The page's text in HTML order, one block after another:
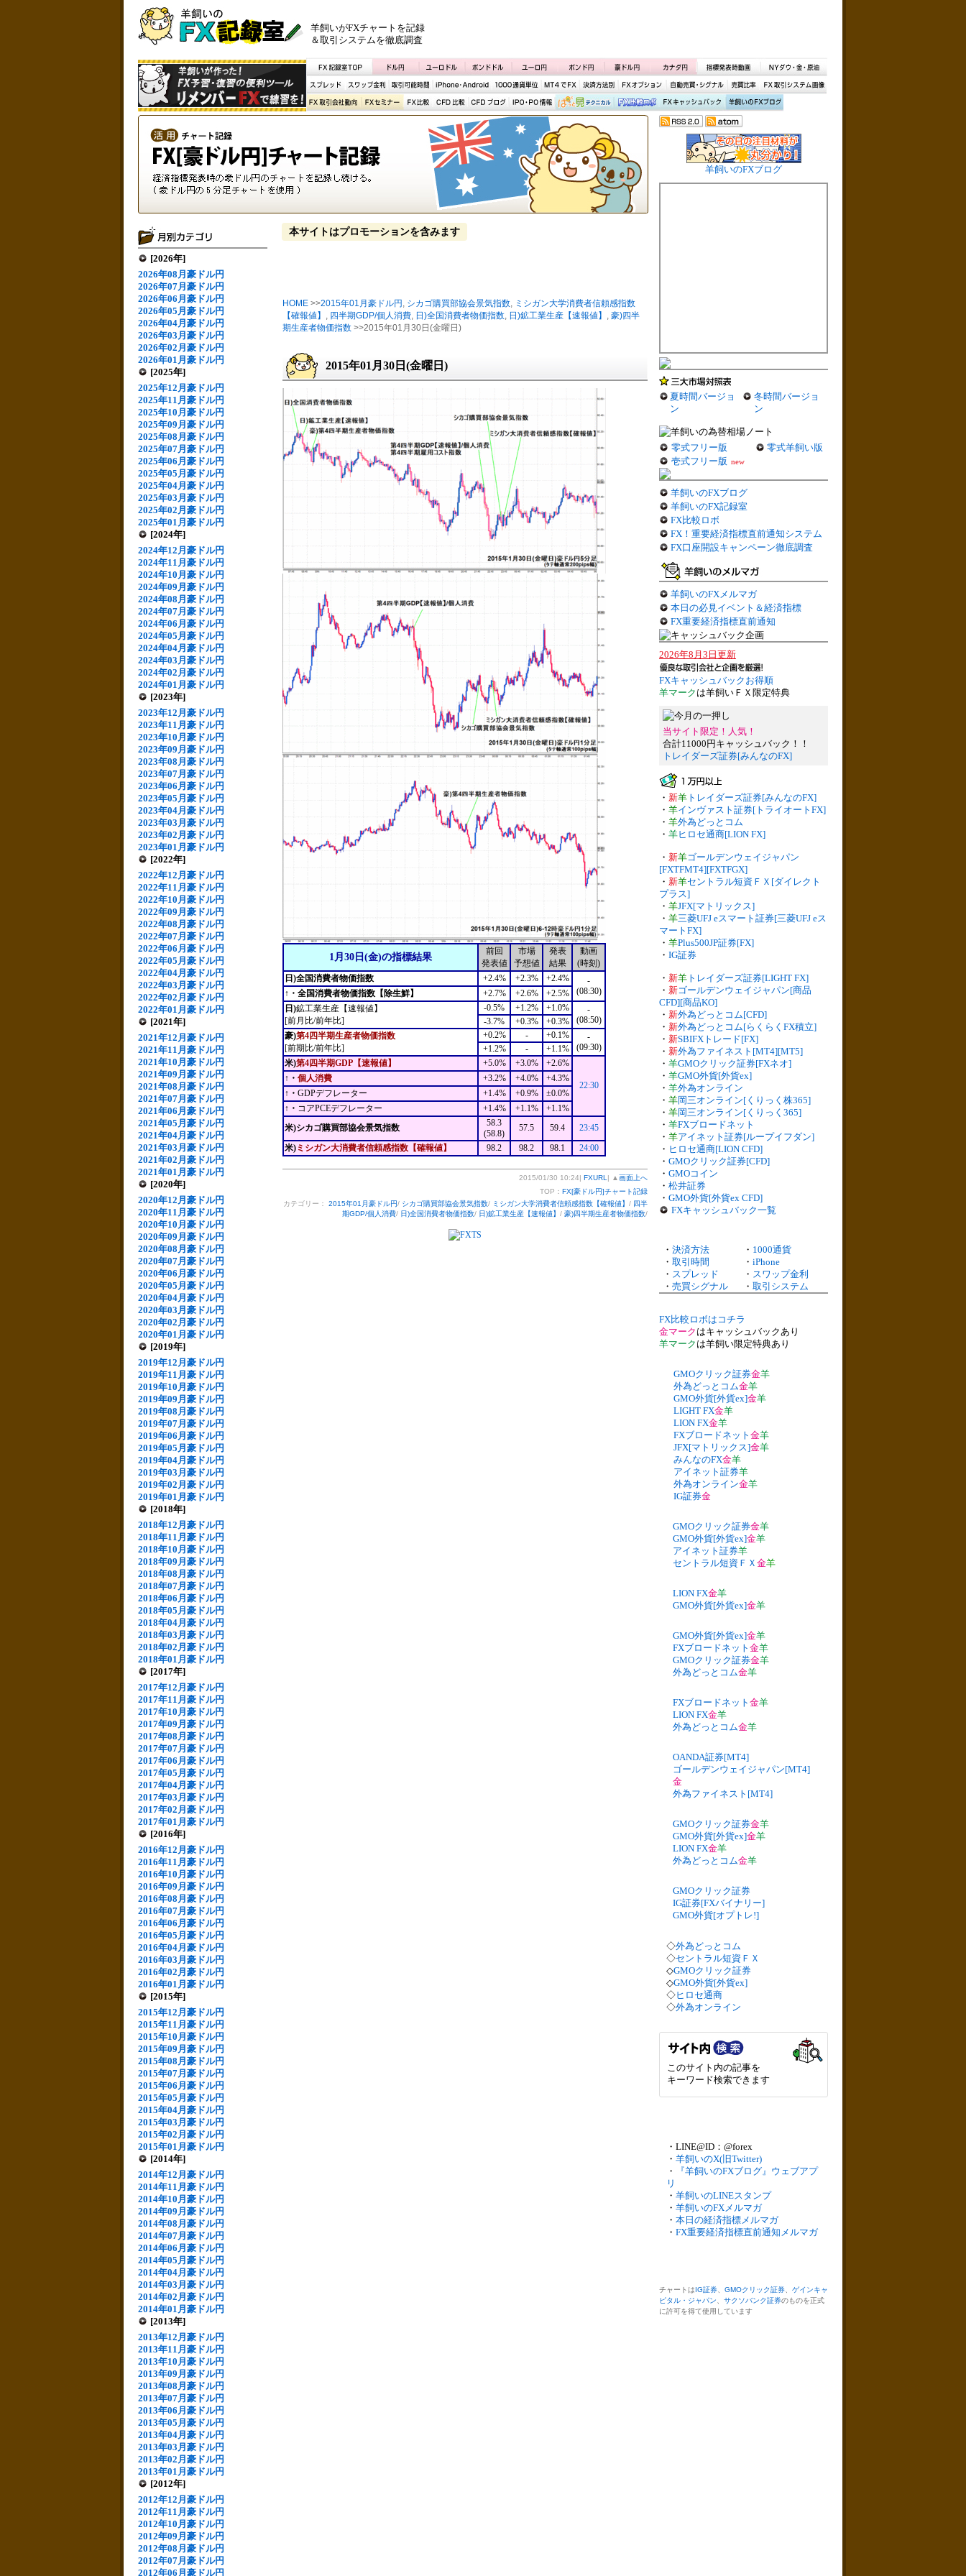
羊飼いがFXチャートを記録
＆取引システムを徹底調査
[2026年]
2026年08月豪ドル円
2026年07月豪ドル円
2026年06月豪ドル円
2026年05月豪ドル円
2026年04月豪ドル円
2026年03月豪ドル円
2026年02月豪ドル円
2026年01月豪ドル円
[2025年]
2025年12月豪ドル円
2025年11月豪ドル円
2025年10月豪ドル円
2025年09月豪ドル円
2025年08月豪ドル円
2025年07月豪ドル円
2025年06月豪ドル円
2025年05月豪ドル円
2025年04月豪ドル円
2025年03月豪ドル円
2025年02月豪ドル円
2025年01月豪ドル円
[2024年]
2024年12月豪ドル円
2024年11月豪ドル円
2024年10月豪ドル円
2024年09月豪ドル円
2024年08月豪ドル円
2024年07月豪ドル円
2024年06月豪ドル円
2024年05月豪ドル円
2024年04月豪ドル円
2024年03月豪ドル円
2024年02月豪ドル円
2024年01月豪ドル円
[2023年]
2023年12月豪ドル円
2023年11月豪ドル円
2023年10月豪ドル円
2023年09月豪ドル円
2023年08月豪ドル円
2023年07月豪ドル円
2023年06月豪ドル円
2023年05月豪ドル円
2023年04月豪ドル円
2023年03月豪ドル円
2023年02月豪ドル円
2023年01月豪ドル円
[2022年]
2022年12月豪ドル円
2022年11月豪ドル円
2022年10月豪ドル円
2022年09月豪ドル円
2022年08月豪ドル円
2022年07月豪ドル円
2022年06月豪ドル円
2022年05月豪ドル円
2022年04月豪ドル円
2022年03月豪ドル円
2022年02月豪ドル円
2022年01月豪ドル円
[2021年]
2021年12月豪ドル円
2021年11月豪ドル円
2021年10月豪ドル円
2021年09月豪ドル円
2021年08月豪ドル円
2021年07月豪ドル円
2021年06月豪ドル円
2021年05月豪ドル円
2021年04月豪ドル円
2021年03月豪ドル円
2021年02月豪ドル円
2021年01月豪ドル円
[2020年]
2020年12月豪ドル円
2020年11月豪ドル円
2020年10月豪ドル円
2020年09月豪ドル円
2020年08月豪ドル円
2020年07月豪ドル円
2020年06月豪ドル円
2020年05月豪ドル円
2020年04月豪ドル円
2020年03月豪ドル円
2020年02月豪ドル円
2020年01月豪ドル円
[2019年]
2019年12月豪ドル円
2019年11月豪ドル円
2019年10月豪ドル円
2019年09月豪ドル円
2019年08月豪ドル円
2019年07月豪ドル円
2019年06月豪ドル円
2019年05月豪ドル円
2019年04月豪ドル円
2019年03月豪ドル円
2019年02月豪ドル円
2019年01月豪ドル円
[2018年]
2018年12月豪ドル円
2018年11月豪ドル円
2018年10月豪ドル円
2018年09月豪ドル円
2018年08月豪ドル円
2018年07月豪ドル円
2018年06月豪ドル円
2018年05月豪ドル円
2018年04月豪ドル円
2018年03月豪ドル円
2018年02月豪ドル円
2018年01月豪ドル円
[2017年]
2017年12月豪ドル円
2017年11月豪ドル円
2017年10月豪ドル円
2017年09月豪ドル円
2017年08月豪ドル円
2017年07月豪ドル円
2017年06月豪ドル円
2017年05月豪ドル円
2017年04月豪ドル円
2017年03月豪ドル円
2017年02月豪ドル円
2017年01月豪ドル円
[2016年]
2016年12月豪ドル円
2016年11月豪ドル円
2016年10月豪ドル円
2016年09月豪ドル円
2016年08月豪ドル円
2016年07月豪ドル円
2016年06月豪ドル円
2016年05月豪ドル円
2016年04月豪ドル円
2016年03月豪ドル円
2016年02月豪ドル円
2016年01月豪ドル円
[2015年]
2015年12月豪ドル円
2015年11月豪ドル円
2015年10月豪ドル円
2015年09月豪ドル円
2015年08月豪ドル円
2015年07月豪ドル円
2015年06月豪ドル円
2015年05月豪ドル円
2015年04月豪ドル円
2015年03月豪ドル円
2015年02月豪ドル円
2015年01月豪ドル円
[2014年]
2014年12月豪ドル円
2014年11月豪ドル円
2014年10月豪ドル円
2014年09月豪ドル円
2014年08月豪ドル円
2014年07月豪ドル円
2014年06月豪ドル円
2014年05月豪ドル円
2014年04月豪ドル円
2014年03月豪ドル円
2014年02月豪ドル円
2014年01月豪ドル円
[2013年]
2013年12月豪ドル円
2013年11月豪ドル円
2013年10月豪ドル円
2013年09月豪ドル円
2013年08月豪ドル円
2013年07月豪ドル円
2013年06月豪ドル円
2013年05月豪ドル円
2013年04月豪ドル円
2013年03月豪ドル円
2013年02月豪ドル円
2013年01月豪ドル円
[2012年]
2012年12月豪ドル円
2012年11月豪ドル円
2012年10月豪ドル円
2012年09月豪ドル円
2012年08月豪ドル円
2012年07月豪ドル円
2012年06月豪ドル円
本サイトはプロモーションを含みます
HOME >>2015年01月豪ドル円 , シカゴ購買部協会景気指数, ミシガン大学消費者信頼感指数
【確報値】 , 四半期GDP/個人消費, 日)全国消費者物価指数, 日)鉱工業生産【速報値】 , 豪)四半
期生産者物価指数 >>2015年01月30日(金曜日)
2015年01月30日(金曜日)
1月30日(金)の指標結果
前回
発表値
市場
予想値
発表
結果
動画
(時刻)
日)全国消費者物価指数
+2.4% +2.3% +2.4%
-
(08:30)
↑・全国消費者物価指数【除生鮮】 +2.7% +2.6%
+2.5%
日)鉱工業生産【速報値】
[前月比/前年比]
-0.5% +1.2% +1.0%
-
(08:50)
-3.7% +0.3%
+0.3%
豪)第4四半期生産者物価指数
[前期比/前年比]
+0.2% - +0.1%
-
(09:30)
+1.2% -
+1.1%
米)第4四半期GDP【速報値】 +5.0% +3.0% +2.6%
22:30
↑・ 個人消費 +3.2% +4.0%
+4.3%
↑・ GDPデフレーター +1.4% +0.9%
±0.0%
↑・ コアPCEデフレーター +1.4% +1.1%
+1.1%
米)シカゴ購買部協会景気指数
58.3
(58.8)
57.5 59.4
23:45
米) ミシガン大消費者信頼感指数【確報値】 98.2 98.2 98.1 24:00
2015/01/30 10:24| FXURL | ▲ 画面上へ
TOP： FX[豪ドル円]チャート記録
カテゴリー： 2015年01月豪ドル円/ シカゴ購買部協会景気指数/ ミシガン大学消費者信頼感指数【確報値】 / 四半
期GDP/個人消費/ 日)全国消費者物価指数/ 日)鉱工業生産【速報値】 / 豪)四半期生産者物価指数/
羊飼いのFXブログ
夏時間バージョ
ン
冬時間バージョ
ン
零式フリー版
零式羊飼い版
壱式フリー版 new
羊飼いのFXブログ
羊飼いのFX記録室
FX比較ロボ
FX！重要経済指標直前通知システム
FX口座開設キャンペーン徹底調査
羊飼いのFXメルマガ
本日の必見イベント＆経済指標
FX重要経済指標直前通知
2026年8月3日更新
FXキャッシュバックお得順
羊マーク は羊飼いＦＸ限定特典
当サイト限定！人気！
合計11000円キャッシュバック！！
トレイダーズ証券[みんなのFX]
・ 新羊 トレイダーズ証券[みんなのFX]
・ 羊インヴァスト証券[トライオートFX]
・ 羊外為どっとコム
・ 羊ヒロセ通商[LION FX]
・ 新羊ゴールデンウェイジャパン
[FXTFMT4][FXTFGX]
・ 新羊セントラル短資ＦＸ[ダイレクト
プラス]
・ 羊JFX[マトリックス]
・ 羊三菱UFJ eスマート証券[三菱UFJ eス
マートFX]
・ 羊Plus500JP証券[FX]
・ IG証券
・ 新羊 トレイダーズ証券[LIGHT FX]
・ 新ゴールデンウェイジャパン[商品
CFD][商品KO]
・ 新外為どっとコム[CFD]
・ 新外為どっとコム[らくらくFX積立]
・ 新SBIFXトレード[FX]
・ 新外為ファイネスト[MT4][MT5]
・ 羊GMOクリック証券[FXネオ]
・ 羊GMO外貨[外貨ex]
・ 羊外為オンライン
・ 羊岡三オンライン[くりっく株365]
・ 羊岡三オンライン[くりっく365]
・ 羊FXブロードネット
・ 羊アイネット証券[ループイフダン]
・ ヒロセ通商[LION CFD]
・ GMOクリック証券[CFD]
・ GMOコイン
・ 松井証券
・ GMO外貨[外貨ex CFD]
FXキャッシュバック一覧
・ 決済方法 ・ 1000通貨
・ 取引時間 ・ iPhone
・ スプレッド ・ スワップ金利
・ 売買シグナル ・ 取引システム
FX比較ロボはコチラ
金マーク はキャッシュバックあり
羊マーク は羊飼い限定特典あり
GMOクリック証券金羊
外為どっとコム金羊
GMO外貨[外貨ex]金羊
LIGHT FX金羊
LION FX金羊
FXブロードネット 金羊
JFX[マトリックス]金羊
みんなのFX金羊
アイネット証券羊
外為オンライン金羊
IG証券金
GMOクリック証券金羊
GMO外貨[外貨ex]金羊
アイネット証券羊
セントラル短資ＦＸ 金羊
LION FX金羊
GMO外貨[外貨ex]金羊
GMO外貨[外貨ex]金羊
FXブロードネット 金羊
GMOクリック証券金羊
外為どっとコム金羊
FXブロードネット 金羊
LION FX金羊
外為どっとコム金羊
OANDA証券[MT4]
ゴールデンウェイジャパン[MT4]
金
外為ファイネスト[MT4]
GMOクリック証券金羊
GMO外貨[外貨ex]金羊
LION FX金羊
外為どっとコム金羊
GMOクリック証券
IG証券[FXバイナリー]
GMO外貨[オプトレ!]
◇外為どっとコム
◇セントラル短資ＦＸ
◇GMOクリック証券
◇GMO外貨[外貨ex]
◇ヒロセ通商
◇外為オンライン
このサイト内の記事を
キーワード検索できます
・LINE@ID：@forex
・ 羊飼いのX(旧Twitter)
・
『羊飼いのFXブログ』ウェブアプ
リ
・ 羊飼いのLINEスタンプ
・ 羊飼いのFXメルマガ
・ 本日の経済指標メルマガ
・ FX重要経済指標直前通知メルマガ
チャートはIG証券 GMOクリック証券
ゲインキャ
ピタル・ジャパン
サクソバンク証券のものを正式
に許可を得て使用しています